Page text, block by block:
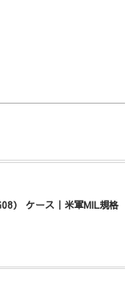
） ケース｜米軍MIL規格